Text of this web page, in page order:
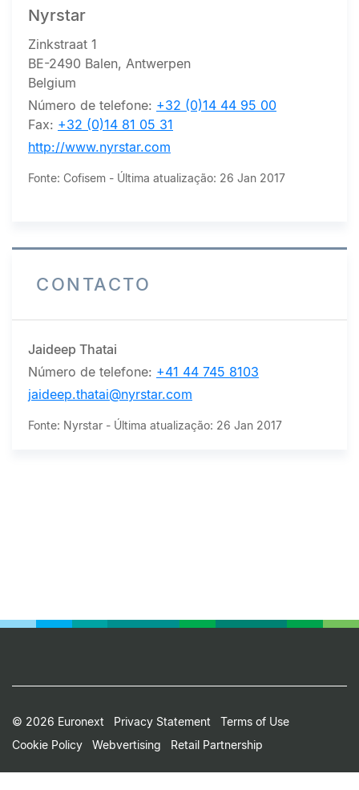
Nyrstar
Zinkstraat 1
BE-2490 Balen, Antwerpen
Belgium
Número de telefone: +32 (0)14 44 95 00
Fax: +32 (0)14 81 05 31
http://www.nyrstar.com
Fonte: Cofisem - Última atualização: 26 Jan 2017
CONTACTO
Jaideep Thatai
Número de telefone: +41 44 745 8103
jaideep.thatai@nyrstar.com
Fonte: Nyrstar - Última atualização: 26 Jan 2017
Footer
Small
Print
© 2026 Euronext Privacy Statement
Terms of Use
Cookie Policy
Webvertising Retail Partnership